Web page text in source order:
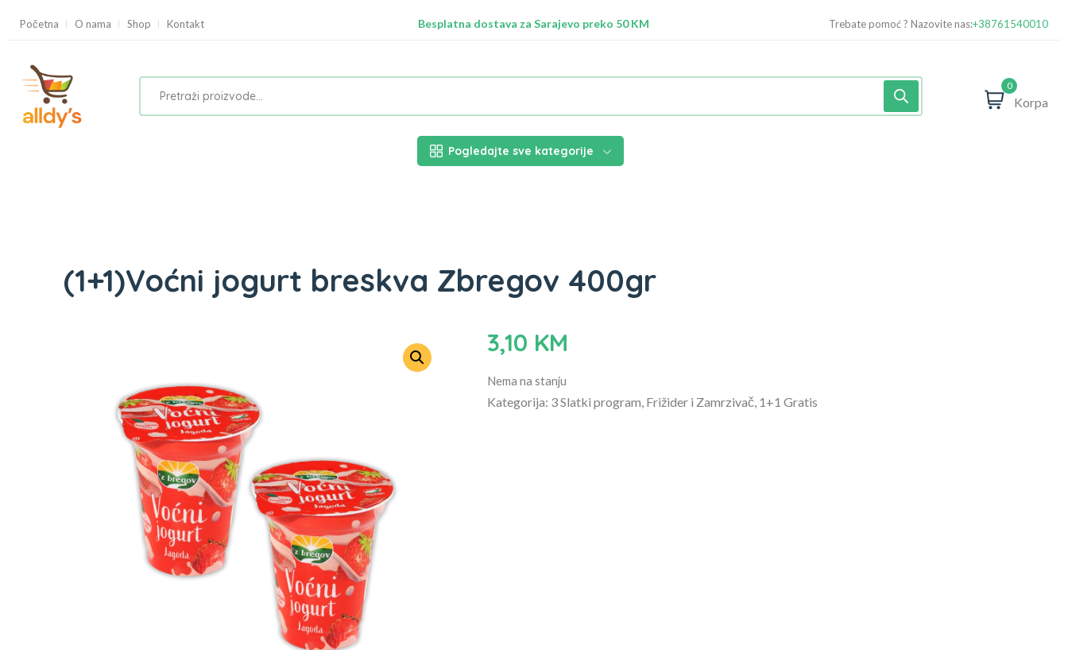
Početna O nama Shop Kontakt
Besplatna dostava za Sarajevo preko 50 KM
Trebate pomoć ? Nazovite nas:+38761540010
0
Korpa
Pogledajte sve kategorije
(1+1)Voćni jogurt breskva Zbregov 400gr
3,10 KM
Nema na stanju
Kategorija: 3 Slatki program, Frižider i Zamrzivač, 1+1 Gratis